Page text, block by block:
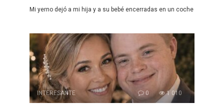
Mi yerno dejó a mi hija y a su bebé encerradas en un coche
INTERESANTE 0 1 010